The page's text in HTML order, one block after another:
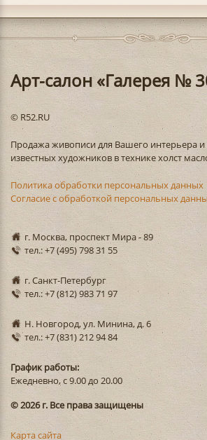
Арт-салон «Галерея №
© R52.RU
Продажа живописи для Вашего интерьера
известных художников в технике холст
Политика обработки персональных данных
Согласие с обработкой персональных
г. Москва, проспект Мира - 89
тел.: +7 (495) 798 31 55
г. Санкт-Петербург
тел.: +7 (812) 983 71 97
Н. Новгород, ул. Минина, д. 6
тел.: +7 (831) 212 94 84
График работы:
Ежедневно, с 9.00 до 20.00
© 2026 г. Все права защищены
Карта сайта